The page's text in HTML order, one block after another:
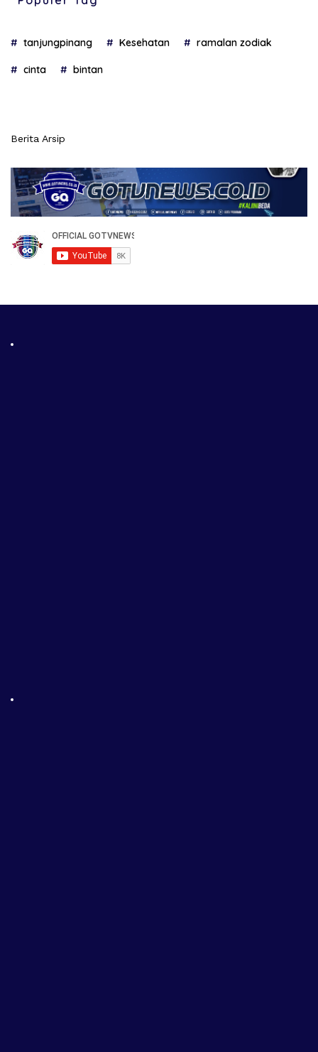
tanjungpinang Kesehatan ramalan zodiak
cinta bintan
Berita Arsip